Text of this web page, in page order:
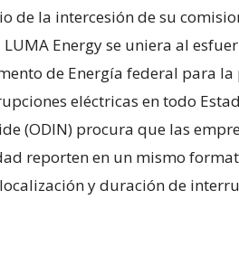
de la intercesión de su
Energy se uniera al
de Energía federal para
eléctricas en todo
(ODIN) procura que las
reporten en un mismo
y duración de